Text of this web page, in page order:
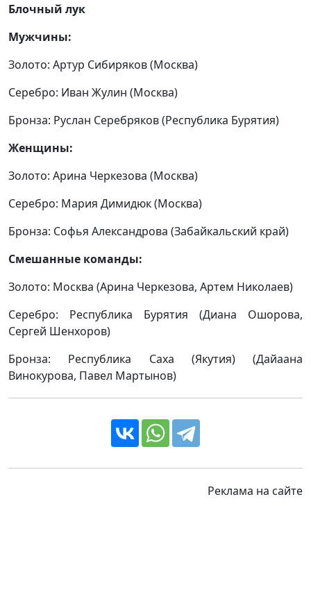
Блочный лук
Мужчины:
Золото: Артур Сибиряков (Москва)
Серебро: Иван Жулин (Москва)
Бронза: Руслан Серебряков (Республика Бурятия)
Женщины:
Золото: Арина Черкезова (Москва)
Серебро: Мария Димидюк (Москва)
Бронза: Софья Александрова (Забайкальский край)
Смешанные команды:
Золото: Москва (Арина Черкезова, Артем Николаев)
Серебро: Республика Бурятия (Диана Ошорова,
Сергей Шенхоров)
Бронза: Республика Саха (Якутия) (Дайаана
Винокурова, Павел Мартынов)
Реклама на сайте